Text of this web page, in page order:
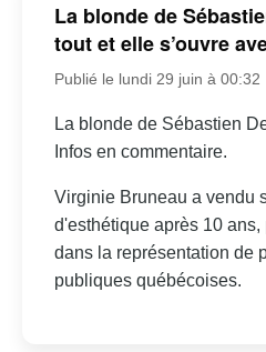
La blonde de
tout et elle s’ouvre
Publié le lundi 29 juin à 00:32
La blonde de Sébastien
Infos en commentaire.
Virginie Bruneau a vendu
d'esthétique après 10 ans,
dans la représentation de
publiques québécoises.